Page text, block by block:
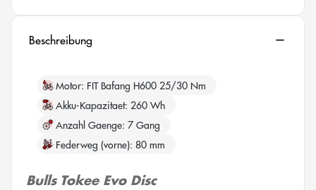
Beschreibung
Motor FIT Bafang H600 25/30 Nm
Akku-Kapazitaet 260 Wh
Anzahl Gaenge 7 Gang
Federweg (vorne) 80 mm
Bulls Tokee Evo Disc